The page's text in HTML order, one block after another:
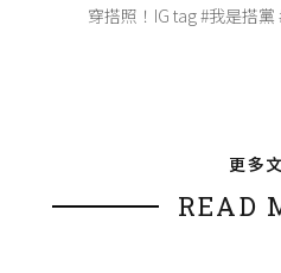
穿搭照！IG tag #我是搭
更多
READ